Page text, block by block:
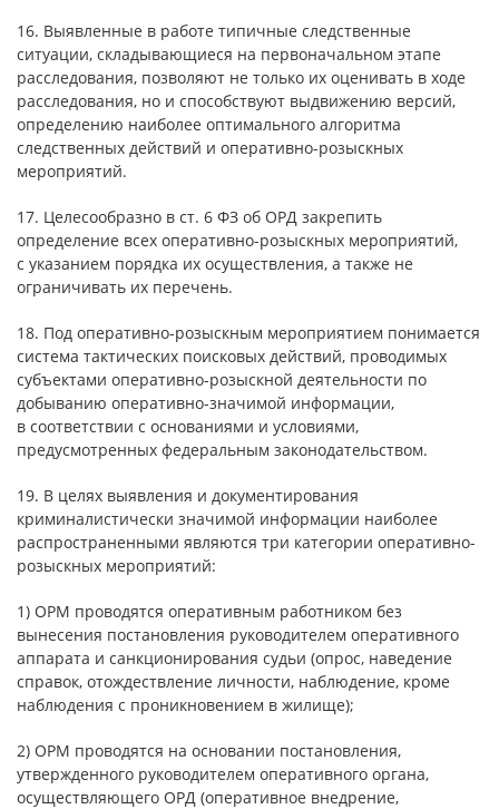
16. Выявленные в работе типичные следственные
ситуации, складывающиеся на первоначальном этапе
расследования, позволяют не только их оценивать в ходе
расследования, но и способствуют выдвижению версий,
определению наиболее оптимального алгоритма
следственных действий и оперативно-розыскных
мероприятий.
17. Целесообразно в ст. 6 ФЗ об ОРД закрепить
определение всех оперативно-розыскных мероприятий,
с указанием порядка их осуществления, а также не
ограничивать их перечень.
18. Под оперативно-розыскным мероприятием понимается
система тактических поисковых действий, проводимых
субъектами оперативно-розыскной деятельности по
добыванию оперативно-значимой информации,
в соответствии с основаниями и условиями,
предусмотренных федеральным законодательством.
19. В целях выявления и документирования
криминалистически значимой информации наиболее
распространенными являются три категории оперативно-
розыскных мероприятий:
1) ОРМ проводятся оперативным работником без
вынесения постановления руководителем оперативного
аппарата и санкционирования судьи (опрос, наведение
справок, отождествление личности, наблюдение, кроме
наблюдения с проникновением в жилище);
2) ОРМ проводятся на основании постановления,
утвержденного руководителем оперативного органа,
осуществляющего ОРД (оперативное внедрение,